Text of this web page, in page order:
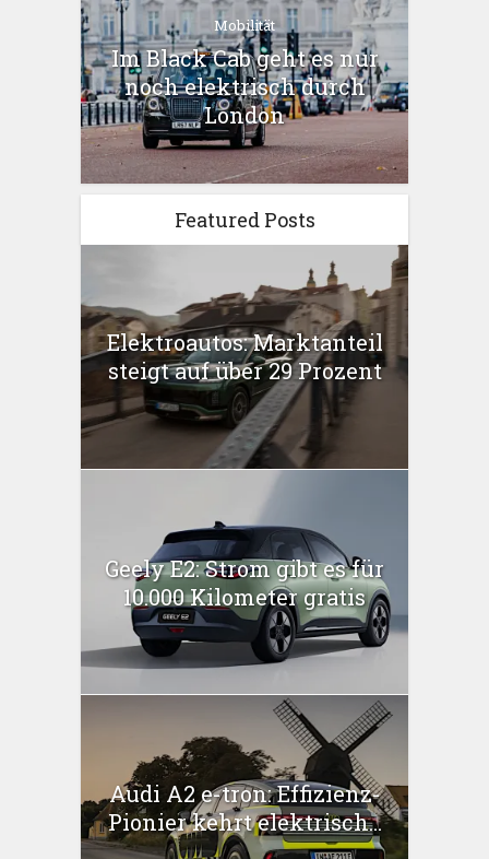
Mobilität
Im Black Cab geht es nur
noch elektrisch durch
London
Featured Posts
Elektroautos: Marktanteil
steigt auf über 29 Prozent
Geely E2: Strom gibt es für
10.000 Kilometer gratis
Audi A2 e-tron: Effizienz-
Pionier kehrt elektrisch...